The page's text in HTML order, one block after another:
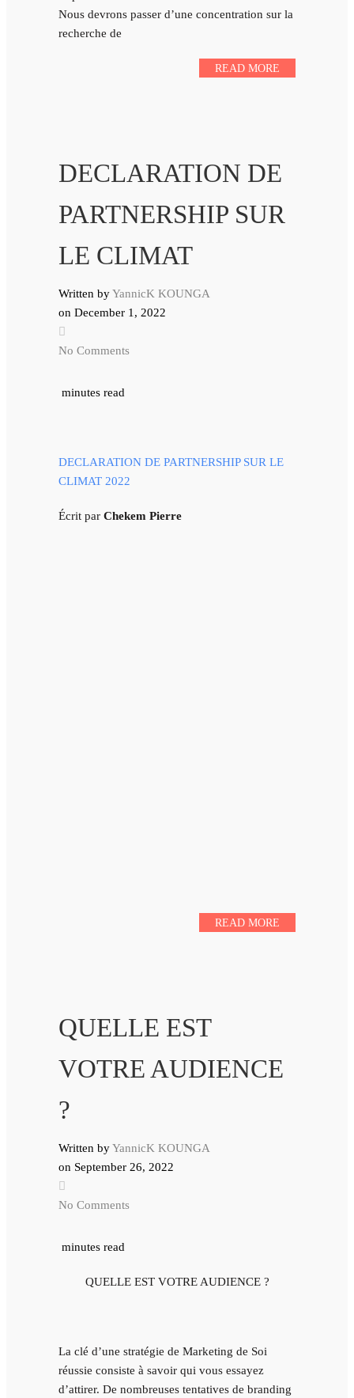
Nous devrons passer d’une concentration sur la
recherche de
READ MORE
DECLARATION DE
PARTNERSHIP SUR
LE CLIMAT
Written byYannicK KOUNGA
on December 1, 2022
No Comments
minutes read
DECLARATION DE PARTNERSHIP SUR LE
CLIMAT 2022
Écrit par Chekem Pierre
READ MORE
QUELLE EST
VOTRE AUDIENCE
?
Written byYannicK KOUNGA
on September 26, 2022
No Comments
minutes read
QUELLE EST VOTRE AUDIENCE ?
La clé d’une stratégie de Marketing de Soi
réussie consiste à savoir qui vous essayez
d’attirer. De nombreuses tentatives de branding